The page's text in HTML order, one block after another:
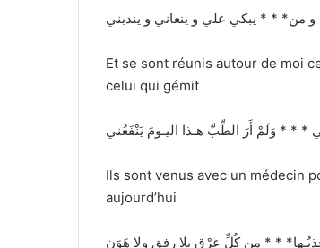
من* * * يبكي علي و ينعاني و يندبني
Et se sont réunis autour de moi
celui qui gémit
* * * وَلَمْ أَرَ الطِّبَّ هـذا اليـومَ يَنْفَعُني
Ils sont venus avec un médecin
aujourd’hui
* * مِن كُلِّ عِرْقٍ بِلا رِفقٍ ولا هَوَنِ